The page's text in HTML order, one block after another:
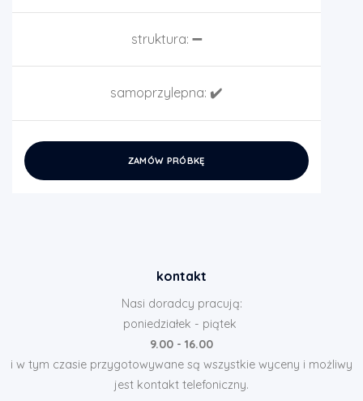
struktura: ➖
samoprzylepna: ✔️
ZAMÓW PRÓBKĘ
kontakt
Nasi doradcy pracują:
poniedziałek - piątek
9.00 - 16.00
i w tym czasie przygotowywane są wszystkie wyceny i możliwy
jest kontakt telefoniczny.